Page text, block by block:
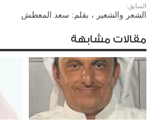
السابق:
الشعر والشعير ، بقلم: سعد المعطش
مقالات مشابهة